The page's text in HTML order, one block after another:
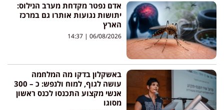
אדם נפטר מקדחת מערב הנילוס:
יתושות נגועות אותרו גם במרכז
הארץ
06/08/2026
באשקלון בדקו מה המלחמה
עושה לגוף, למוח ולנפש: כ – 300
אנשי מקצוע התכנסו לכנס ראשון
מסוגו